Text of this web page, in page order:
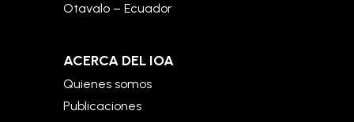
Otavalo – Ecuador
ACERCA DEL IOA
Quienes somos
Publicaciones